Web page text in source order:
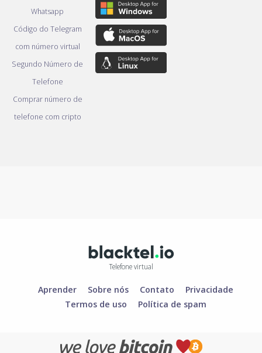
Whatsapp
Código do Telegram
com número virtual
Segundo Número de
Telefone
Comprar número de
telefone com cripto
Telefone virtual
Aprender Sobre nós Contato
Privacidade
Termos de uso
Política de spam